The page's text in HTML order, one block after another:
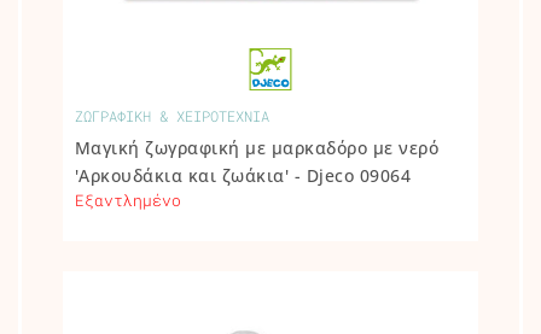
ΖΩΓΡΑΦΙΚΗ & ΧΕΙΡΟΤΕΧΝΙΑ
Μαγική ζωγραφική με μαρκαδόρο με νερό
'Αρκουδάκια και ζωάκια' - Djeco 09064
Εξαντλημένο